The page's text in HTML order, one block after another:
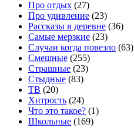
Про отдых (27)
Про удивление (23)
Рассказы в деревне (36)
Самые мерзкие (23)
Случаи когда повезло (63)
Смешные (255)
Страшные (23)
Стыдные (83)
ТВ (20)
Хитрость (24)
Что это такое? (1)
Школьные (169)